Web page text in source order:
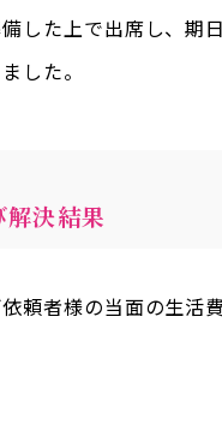
した上で出席し、期
した。
決結果
頼者様の当面の生活